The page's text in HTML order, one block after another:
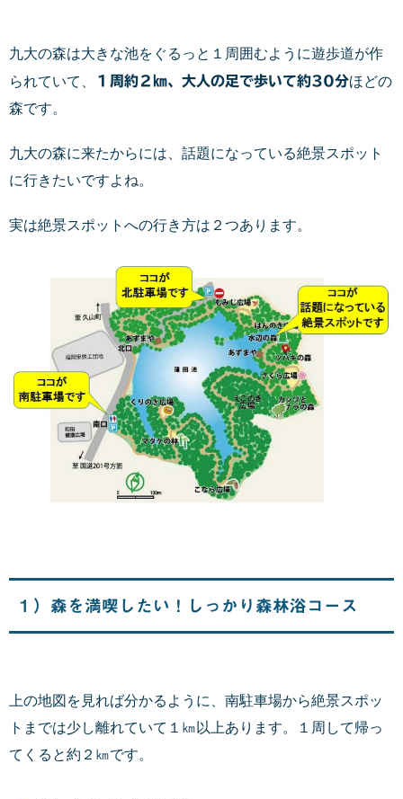
九大の森は大きな池をぐるっと１周囲むように遊歩道が作
られていて、
１周約２㎞、大人の足で歩いて約30分ほどの
森です。
九大の森に来たからには、話題になっている絶景スポット
に行きたいですよね。
実は絶景スポットへの行き方は２つあります。
１）森を満喫したい！しっかり森林浴コース
上の地図を見れば分かるように、南駐車場から絶景スポッ
トまでは少し離れていて１㎞以上あります。１周して帰っ
てくると約２㎞です。